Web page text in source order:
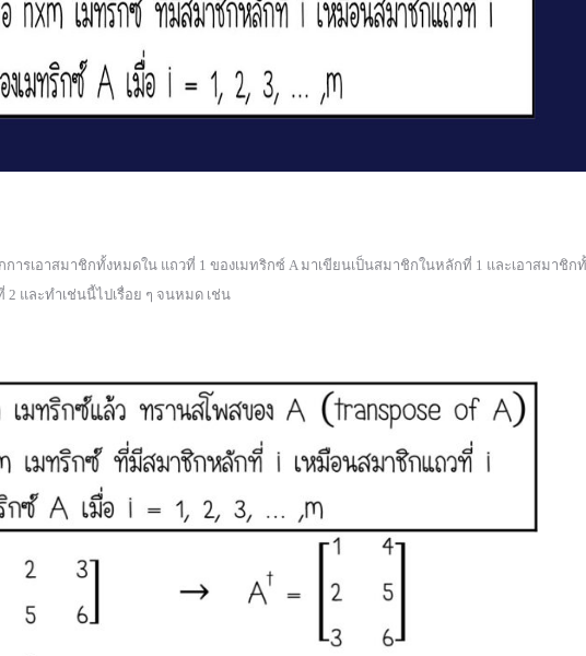
เอาสมาชิกทั้งหมดใน แถวที่ 1 ของเมทริกซ์ A มาเขียนเป็นสมาชิกในหลักที่ 1 และเอาสมาชิก
และทำเช่นนี้ไปเรื่อย ๆ จนหมด เช่น